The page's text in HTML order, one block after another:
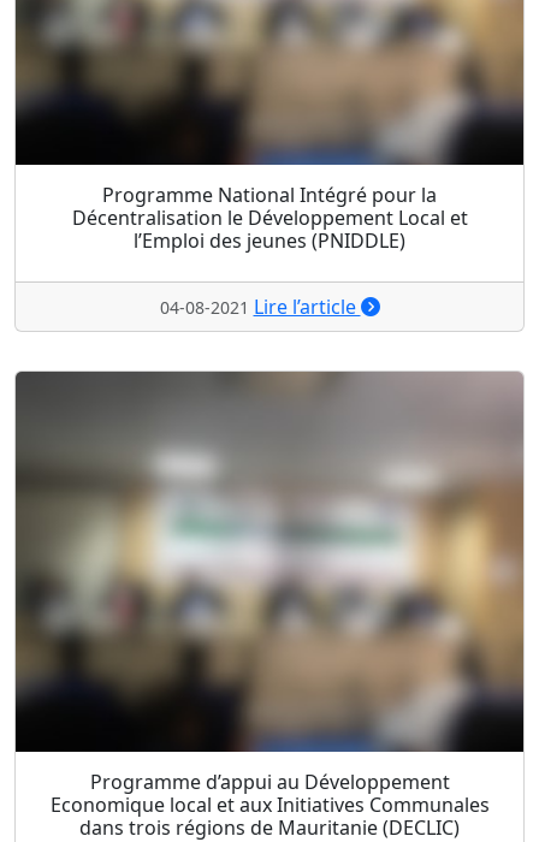
Programme National Intégré pour la
Décentralisation le Développement Local et
l’Emploi des jeunes (PNIDDLE)
04-08-2021 Lire l’article
Programme d’appui au Développement
Economique local et aux Initiatives Communales
dans trois régions de Mauritanie (DECLIC)